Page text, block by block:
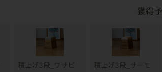
積上げ3段_ワサビ
積上げ3段_サーモ